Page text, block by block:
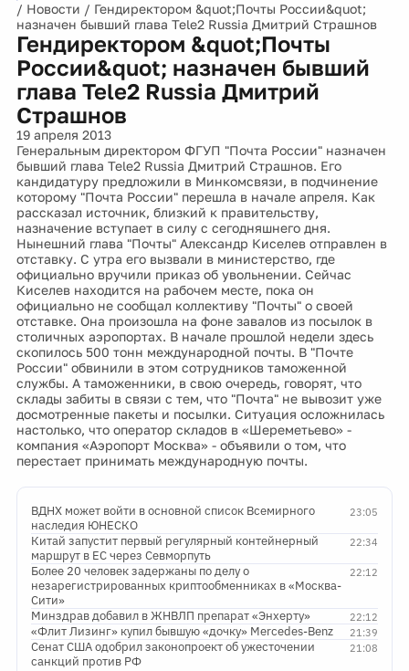
/ Новости / Гендиректором &quot;Почты России&quot;
назначен бывший глава Tele2 Russia Дмитрий Страшнов
Гендиректором &quot;Почты
России&quot; назначен бывший
глава Tele2 Russia Дмитрий
Страшнов
19 апреля 2013
Генеральным директором ФГУП "Почта России" назначен
бывший глава Tele2 Russia Дмитрий Страшнов. Его
кандидатуру предложили в Минкомсвязи, в подчинение
которому "Почта России" перешла в начале апреля. Как
рассказал источник, близкий к правительству,
назначение вступает в силу с сегодняшнего дня.
Нынешний глава "Почты" Александр Киселев отправлен в
отставку. С утра его вызвали в министерство, где
официально вручили приказ об увольнении. Сейчас
Киселев находится на рабочем месте, пока он
официально не сообщал коллективу "Почты" о своей
отставке. Она произошла на фоне завалов из посылок в
столичных аэропортах. В начале прошлой недели здесь
скопилось 500 тонн международной почты. В "Почте
России" обвинили в этом сотрудников таможенной
службы. А таможенники, в свою очередь, говорят, что
склады забиты в связи с тем, что "Почта" не вывозит уже
досмотренные пакеты и посылки. Ситуация осложнилась
настолько, что оператор складов в «Шереметьево» -
компания «Аэропорт Москва» - объявили о том, что
перестает принимать международную почты.
23:05
ВДНХ может войти в основной список Всемирного
наследия ЮНЕСКО
22:34
Китай запустит первый регулярный контейнерный
маршрут в ЕС через Севморпуть
22:12
Более 20 человек задержаны по делу о
незарегистрированных криптообменниках в «Москва-
Сити»
22:12
Минздрав добавил в ЖНВЛП препарат «Энхерту»
21:39
«Флит Лизинг» купил бывшую «дочку» Mercedes-Benz
21:08
Сенат США одобрил законопроект об ужесточении
санкций против РФ